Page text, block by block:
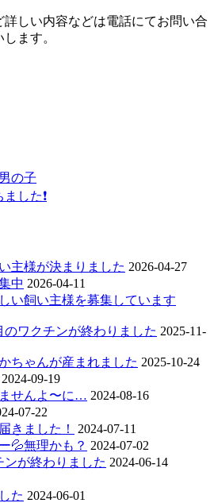
詳しい内容などは電話にてお問い合
ます。
の子
した❗️
主様が決まりました 2026-04-27
中 2026-04-11
い飼い主様を募集しています
のワクチンが終わりました 2025-11-
ちゃんが産まれました 2025-10-24
2024-09-19
せんよ〜に… 2024-08-16
07-22
きました！
2024-07-11
💦無理かも？ 2024-07-02
ンが終わりました 2024-06-14
た 2024-06-01